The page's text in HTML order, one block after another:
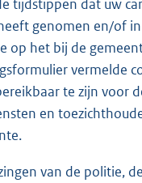
tijdstippen dat uw
genomen en/of
op het bij de
vermelde
te zijn voor
en
van de politie,